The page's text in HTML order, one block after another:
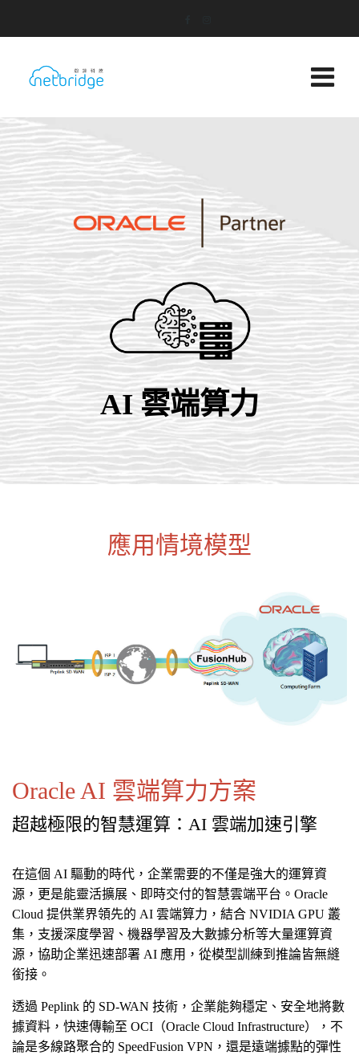
AI 雲端算力
應用情境模型
Oracle AI 雲端算力方案
超越極限的智慧運算：AI 雲端加速引擎
在這個 AI 驅動的時代，企業需要的不僅是強大的運算資
源，更是能靈活擴展、即時交付的智慧雲端平台。Oracle
Cloud 提供業界領先的 AI 雲端算力，結合 NVIDIA GPU 叢
集，支援深度學習、機器學習及大數據分析等大量運算資
源，協助企業迅速部署 AI 應用，從模型訓練到推論皆無縫
銜接。
透過 Peplink 的 SD-WAN 技術，企業能夠穩定、安全地將數
據資料，快速傳輸至 OCI（Oracle Cloud Infrastructure），不
論是多線路聚合的 SpeedFusion VPN，還是遠端據點的彈性